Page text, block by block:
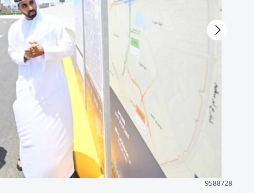
9588728
9588729